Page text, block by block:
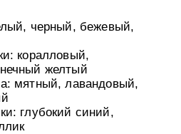
черный, бежевый,
коралловый,
желтый
мятный, лавандовый,
глубокий синий,